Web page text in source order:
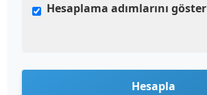
Hesaplama adımlarını göster
Hesapla